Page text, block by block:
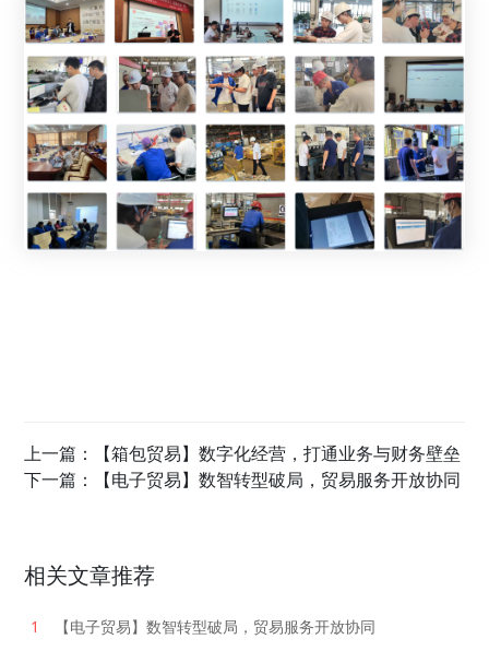
上一篇：
【箱包贸易】数字化经营，打通业务与财务壁垒
下一篇：
【电子贸易】数智转型破局，贸易服务开放协同
相关文章推荐
1
【电子贸易】数智转型破局，贸易服务开放协同